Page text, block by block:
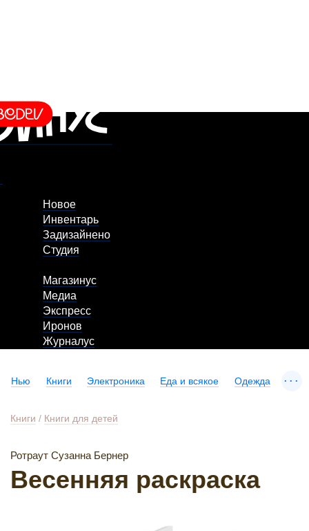
Новое
Инвентарь
Задизайнено
Студия
Магазинус
Медиа
Экспресс
Иронов
Журналус
Нью Книги Электроника Еда и всякое Одежда ...
Книги / Книги для детей
Ротраут Сузанна Бернер
Весенняя раскраска